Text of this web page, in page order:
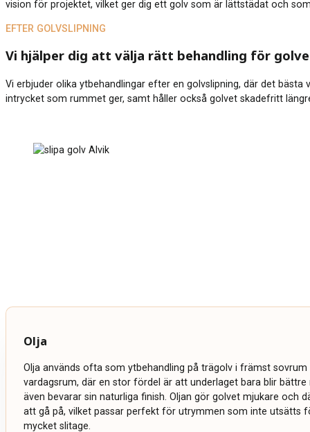
vision för projektet, vilket ger dig ett golv som är lättstädat och
EFTER GOLVSLIPNING
Vi hjälper dig att välja rätt behandling för
Vi erbjuder olika ytbehandlingar efter en golvslipning, där det
intrycket som rummet ger, samt håller också golvet skadefritt
Olja
Olja används ofta som ytbehandling på trägolv i främst sovrum
vardagsrum, där en stor fördel är att underlaget bara blir
även bevarar sin naturliga finish. Oljan gör golvet mjukare och
att gå på, vilket passar perfekt för utrymmen som inte utsätts
mycket slitage.